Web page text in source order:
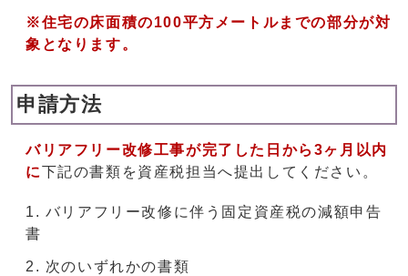
※住宅の床面積の100平方メートルまでの部分が対
象となります。
申請方法
バリアフリー改修工事が完了した日から3ヶ月以内
に
下記の書類を資産税担当へ提出してください。
バリアフリー改修に伴う固定資産税の減額申告
書
次のいずれかの書類